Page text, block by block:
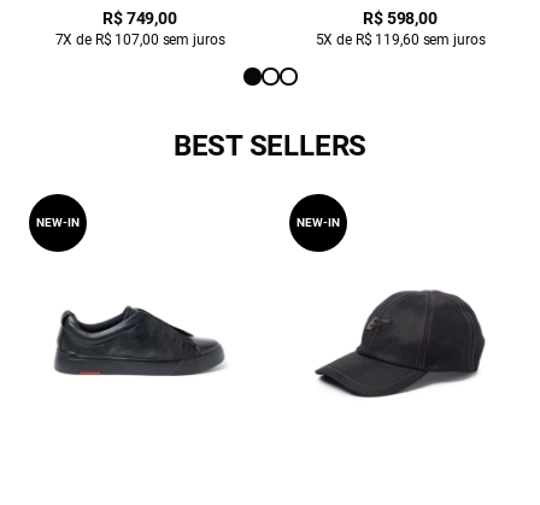
R$ 749,00
7X de R$ 107,00 sem juros
R$ 598,00
5X de R$ 119,60 sem juros
BEST SELLERS
NEW-IN NEW-IN